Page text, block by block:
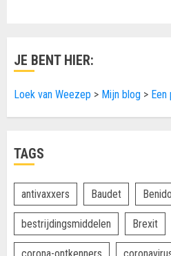
JE BENT HIER:
Loek van Weezep > Mijn blog >
TAGS
antivaxxers Baudet
bestrijdingsmiddelen Brexit
corona-ontkenners